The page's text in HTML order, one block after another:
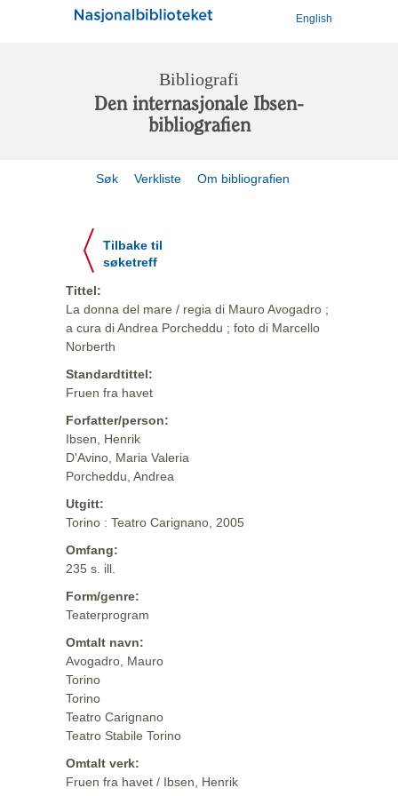
English
Bibliografi
Den internasjonale Ibsen-
bibliografien
Søk Verkliste Om bibliografien
Tilbake til
søketreff
Tittel:
La donna del mare / regia di Mauro Avogadro ;
a cura di Andrea Porcheddu ; foto di Marcello
Norberth
Standardtittel:
Fruen fra havet
Forfatter/person:
Ibsen, Henrik
D'Avino, Maria Valeria
Porcheddu, Andrea
Utgitt:
Torino : Teatro Carignano, 2005
Omfang:
235 s. ill.
Form/genre:
Teaterprogram
Omtalt navn:
Avogadro, Mauro
Torino
Torino
Teatro Carignano
Teatro Stabile Torino
Omtalt verk:
Fruen fra havet / Ibsen, Henrik